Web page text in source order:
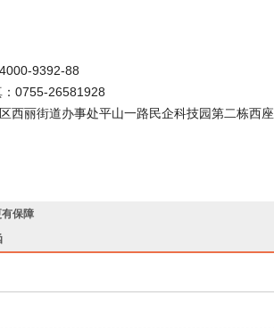
4000-9392-88
0755-26581928
西丽街道办事处平山一路民企科技园第二栋西座
有保障